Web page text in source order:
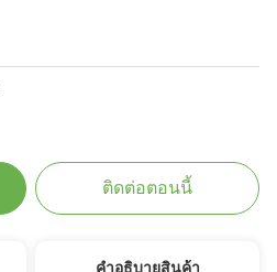
ติดต่อตอนนี้
คําอธิบายสินค้า